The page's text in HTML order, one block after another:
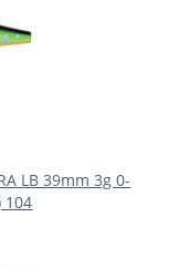
LB 39mm 3g 0-
104